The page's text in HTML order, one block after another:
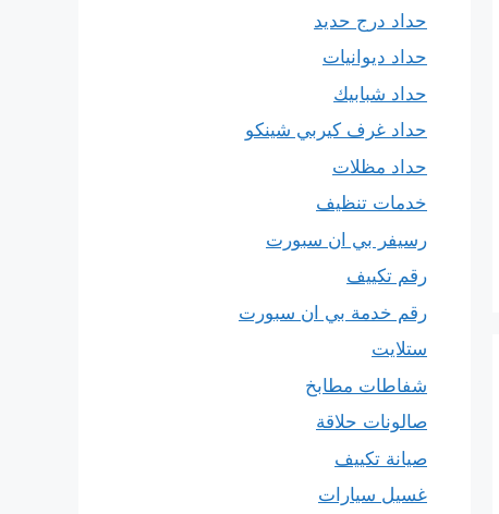
حداد درج حديد
حداد ديوانيات
حداد شبابيك
حداد غرف كيربي شينكو
حداد مظلات
خدمات تنظيف
رسيفر بي ان سبورت
رقم تكييف
رقم خدمة بي ان سبورت
ستلايت
شفاطات مطابخ
صالونات حلاقة
صيانة تكييف
غسيل سيارات